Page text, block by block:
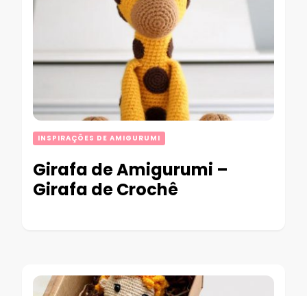
INSPIRAÇÕES DE AMIGURUMI
Girafa de Amigurumi –
Girafa de Crochê